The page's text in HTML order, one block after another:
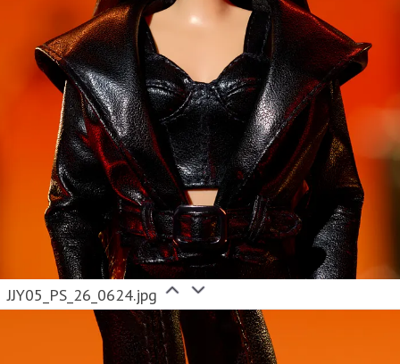
JJY05_PS_26_0624.jpg